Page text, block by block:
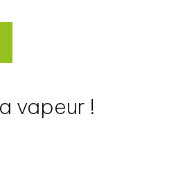
vapeur !